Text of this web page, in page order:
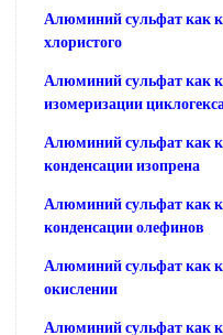
Алюминий сульфат как
хлористого
Алюминий сульфат как
изомеризации
Алюминий сульфат как
конденсации изопрена
Алюминий сульфат как
конденсации олефинов
Алюминий сульфат как
окислении
Алюминий сульфат как